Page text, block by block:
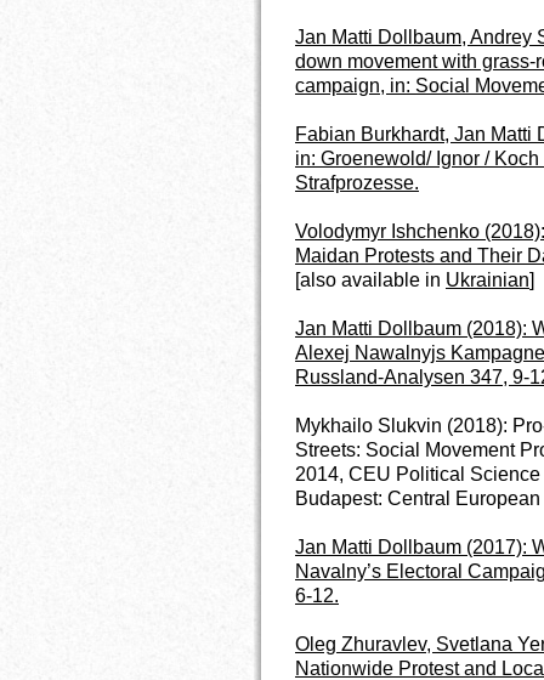
Jan Matti Dollbaum, Andrey
down movement with grass-
campaign, in: Social
Fabian Burkhardt, Jan Matti
in: Groenewold/ Ignor /
Strafprozesse.
Volodymyr Ishchenko
Maidan Protests and Their
[also available in Ukrainian]
Jan Matti Dollbaum (2018):
Alexej Nawalnyjs
Russland-Analysen 347, 9-
Mykhailo Slukvin (2018):
Streets: Social Movement
2014, CEU Political
Budapest: Central
Jan Matti Dollbaum (2017):
Navalny’s Electoral
6-12.
Oleg Zhuravlev, Svetlana
Nationwide Protest and